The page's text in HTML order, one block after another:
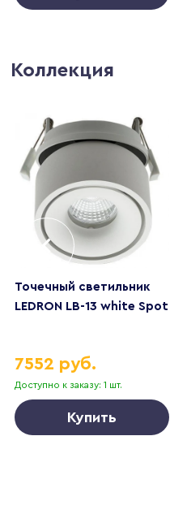
Коллекция
Точечный светильник
LEDRON LB-13 white Spot
Доступно к заказу: 1 шт.
7552 руб.
Купить